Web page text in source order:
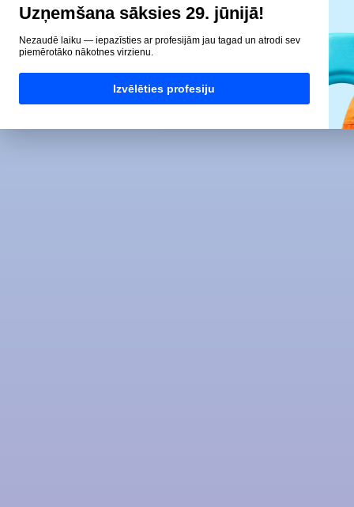
Uzņemšana sāksies 29. jūnijā!
Nezaudē laiku — iepazīsties ar profesijām jau tagad un atrodi sev
piemērotāko nākotnes virzienu.
Izvēlēties profesiju